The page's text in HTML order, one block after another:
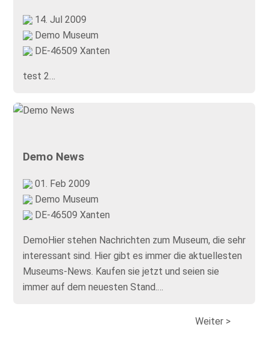
14. Jul 2009
Demo Museum
DE-46509 Xanten
test 2…
Demo News
01. Feb 2009
Demo Museum
DE-46509 Xanten
DemoHier stehen Nachrichten zum Museum, die sehr
interessant sind. Hier gibt es immer die aktuellesten
Museums-News. Kaufen sie jetzt und seien sie
immer auf dem neuesten Stand.…
Weiter >